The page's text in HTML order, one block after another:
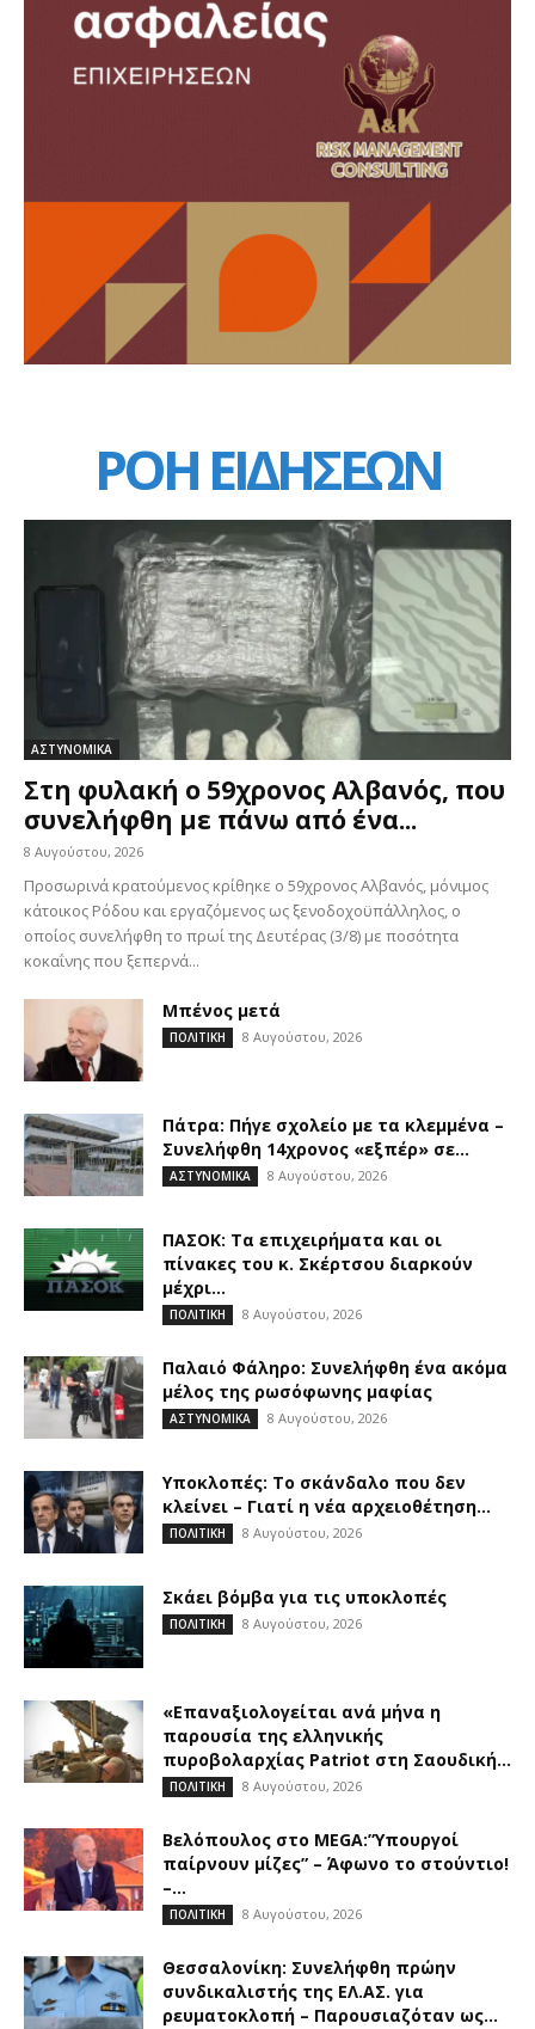
ΡΟΗ ΕΙΔΗΣΕΩΝ
ΑΣΤΥΝΟΜΙΚΑ
Στη φυλακή ο 59χρονος Αλβανός, που
συνελήφθη με πάνω από ένα...
8 Αυγούστου, 2026
Προσωρινά κρατούμενος κρίθηκε ο 59χρονος Αλβανός, μόνιμος
κάτοικος Ρόδου και εργαζόμενος ως ξενοδοχοϋπάλληλος, ο
οποίος συνελήφθη το πρωί της Δευτέρας (3/8) με ποσότητα
κοκαΐνης που ξεπερνά...
Μπένος μετά
ΠΟΛΙΤΙΚΗ 8 Αυγούστου, 2026
Πάτρα: Πήγε σχολείο με τα κλεμμένα –
Συνελήφθη 14χρονος «εξπέρ» σε...
ΑΣΤΥΝΟΜΙΚΑ 8 Αυγούστου, 2026
ΠΑΣΟΚ: Τα επιχειρήματα και οι
πίνακες του κ. Σκέρτσου διαρκούν
μέχρι...
ΠΟΛΙΤΙΚΗ 8 Αυγούστου, 2026
Παλαιό Φάληρο: Συνελήφθη ένα ακόμα
μέλος της ρωσόφωνης μαφίας
ΑΣΤΥΝΟΜΙΚΑ 8 Αυγούστου, 2026
Υποκλοπές: Το σκάνδαλο που δεν
κλείνει – Γιατί η νέα αρχειοθέτηση...
ΠΟΛΙΤΙΚΗ 8 Αυγούστου, 2026
Σκάει βόμβα για τις υποκλοπές
ΠΟΛΙΤΙΚΗ 8 Αυγούστου, 2026
«Επαναξιολογείται ανά μήνα η
παρουσία της ελληνικής
πυροβολαρχίας Patriot στη Σαουδική...
ΠΟΛΙΤΙΚΗ 8 Αυγούστου, 2026
Βελόπουλος στο MEGA:”Υπουργοί
παίρνουν μίζες” – Άφωνο το στούντιο!
–...
ΠΟΛΙΤΙΚΗ 8 Αυγούστου, 2026
Θεσσαλονίκη: Συνελήφθη πρώην
συνδικαλιστής της ΕΛ.ΑΣ. για
ρευματοκλοπή – Παρουσιαζόταν ως...